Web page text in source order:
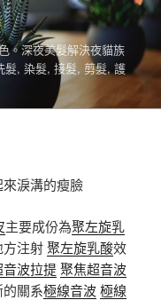
。深夜美髮解決夜貓族
髮, 染髮, 接髮, 剪髮, 護
淚溝的瘦臉
主要成份為聚左旋乳
注射聚左旋乳酸效
音波拉提 聚焦超音波
關系極線音波極線